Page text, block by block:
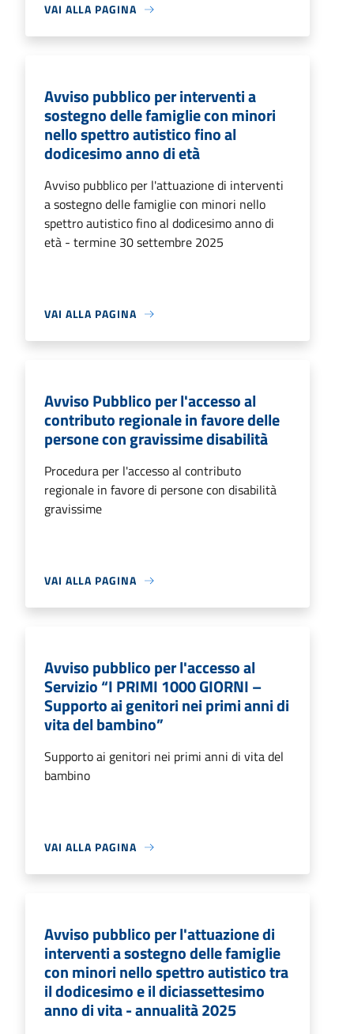
VAI ALLA PAGINA
Avviso pubblico per interventi a
sostegno delle famiglie con minori
nello spettro autistico fino al
dodicesimo anno di età
Avviso pubblico per l'attuazione di interventi
a sostegno delle famiglie con minori nello
spettro autistico fino al dodicesimo anno di
età - termine 30 settembre 2025
VAI ALLA PAGINA
Avviso Pubblico per l'accesso al
contributo regionale in favore delle
persone con gravissime disabilità
Procedura per l'accesso al contributo
regionale in favore di persone con disabilità
gravissime
VAI ALLA PAGINA
Avviso pubblico per l'accesso al
Servizio “I PRIMI 1000 GIORNI –
Supporto ai genitori nei primi anni di
vita del bambino”
Supporto ai genitori nei primi anni di vita del
bambino
VAI ALLA PAGINA
Avviso pubblico per l'attuazione di
interventi a sostegno delle famiglie
con minori nello spettro autistico tra
il dodicesimo e il diciassettesimo
anno di vita - annualità 2025